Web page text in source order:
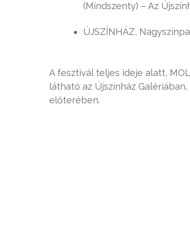
(Mindszenty) – Az
ÚJSZÍNHÁZ,
A fesztivál teljes ideje alatt,
látható az Újszínház
előterében.